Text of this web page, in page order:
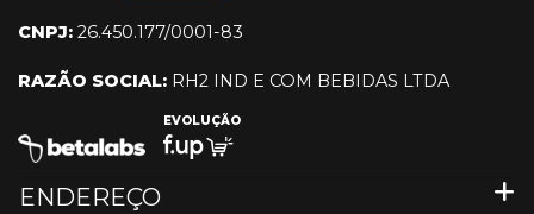
CNPJ: 26.450.177/0001-83
RAZÃO SOCIAL: RH2 IND E COM BEBIDAS LTDA
EVOLUÇÃO
ENDEREÇO